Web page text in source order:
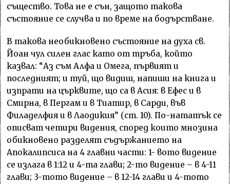
същество. Това не е сън, защото такова
състояние се случва и по време на бодърстване.
В такова необикновено състояние на духа св.
Йоан чул силен глас като от тръба, който
казвал: “Аз съм Алфа и Омега, първият и
последният; и туй, що видиш, напиши на книга и
изпрати на църквите, що са в Асия: в Ефес и в
Смирна, в Пергам и в Тиатир, в Сарди, във
Филаделфия и в Лаодикия” (ст. 10). По-нататък се
описват четири видения, според които мнозина
обикновено разделят съдържанието на
Апокалипсиса на 4 главни части: 1- вото видение
се излага в 1:12 и 4-та глави; 2-то видение – в 4-11
глави; 3-тото видение – в 12-14 глави и 4-тото